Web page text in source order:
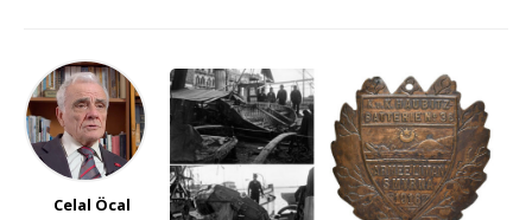
Celal Öcal